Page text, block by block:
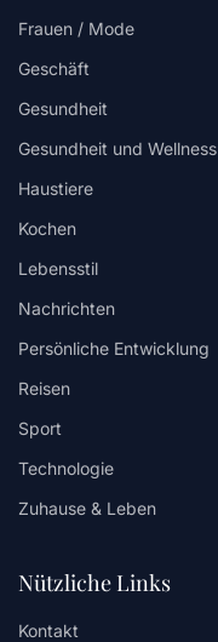
Frauen / Mode
Geschäft
Gesundheit
Gesundheit und Wellness
Haustiere
Kochen
Lebensstil
Nachrichten
Persönliche Entwicklung
Reisen
Sport
Technologie
Zuhause & Leben
Nützliche Links
Kontakt